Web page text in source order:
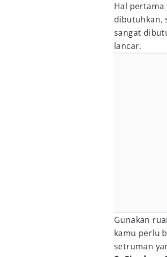
Hal pertama
dibutuhkan,
sangat
lancar.
Gunakan
kamu perlu
setruman